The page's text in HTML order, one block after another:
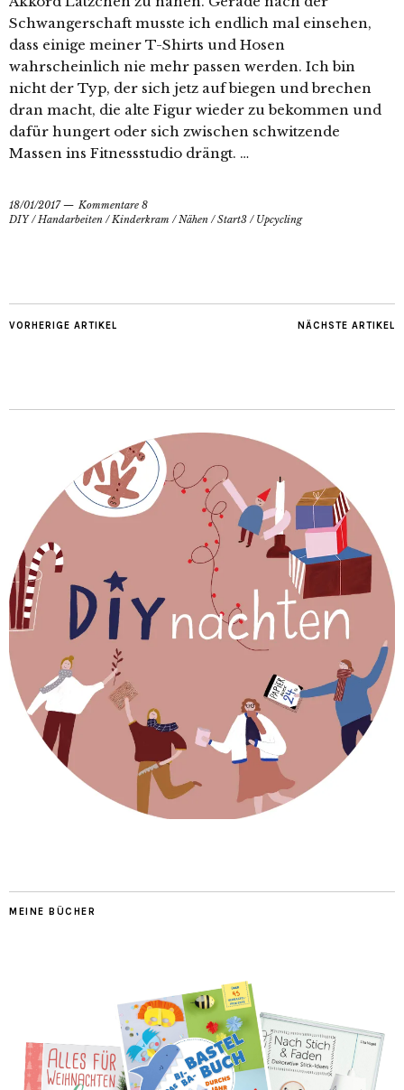
Schwangerschaft musste ich endlich mal einsehen,
dass einige meiner T-Shirts und Hosen
wahrscheinlich nie mehr passen werden. Ich bin
nicht der Typ, der sich jetz auf biegen und brechen
dran macht, die alte Figur wieder zu bekommen und
dafür hungert oder sich zwischen schwitzende
Massen ins Fitnessstudio drängt. …
18/01/2017
Kommentare 8
DIY/Handarbeiten /Kinderkram /Nähen /Start3 / Upcycling
VORHERIGE ARTIKEL NÄCHSTE ARTIKEL
MEINE BÜCHER